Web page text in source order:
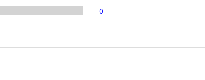
0